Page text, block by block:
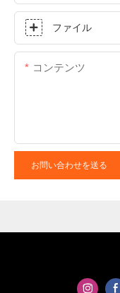
ファイル
コンテンツ
お問い合わせを送る